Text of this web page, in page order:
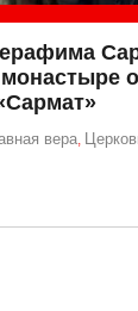
вера,